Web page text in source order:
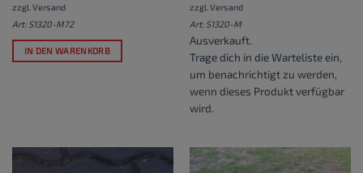
zzgl. Versand
Art: S1320-M72
IN DEN WARENKORB
zzgl. Versand
Art: S1320-M
Ausverkauft.
Trage dich in die Warteliste ein,
um benachrichtigt zu werden,
wenn dieses Produkt verfügbar
wird.